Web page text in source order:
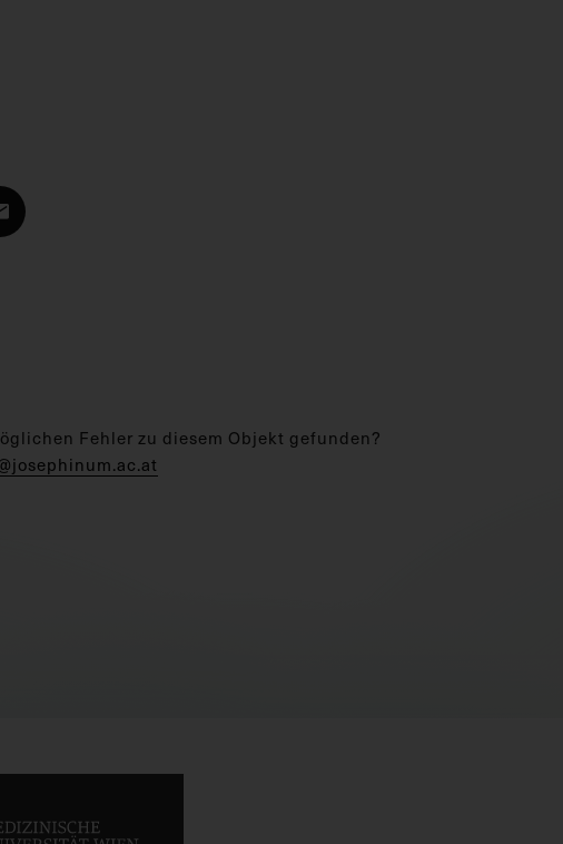
Fehler zu diesem Objekt gefunden?